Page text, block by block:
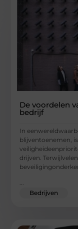
De voordelen
bedrijf
In
blijventoenemen, is
drijven.
...
Bedrijven